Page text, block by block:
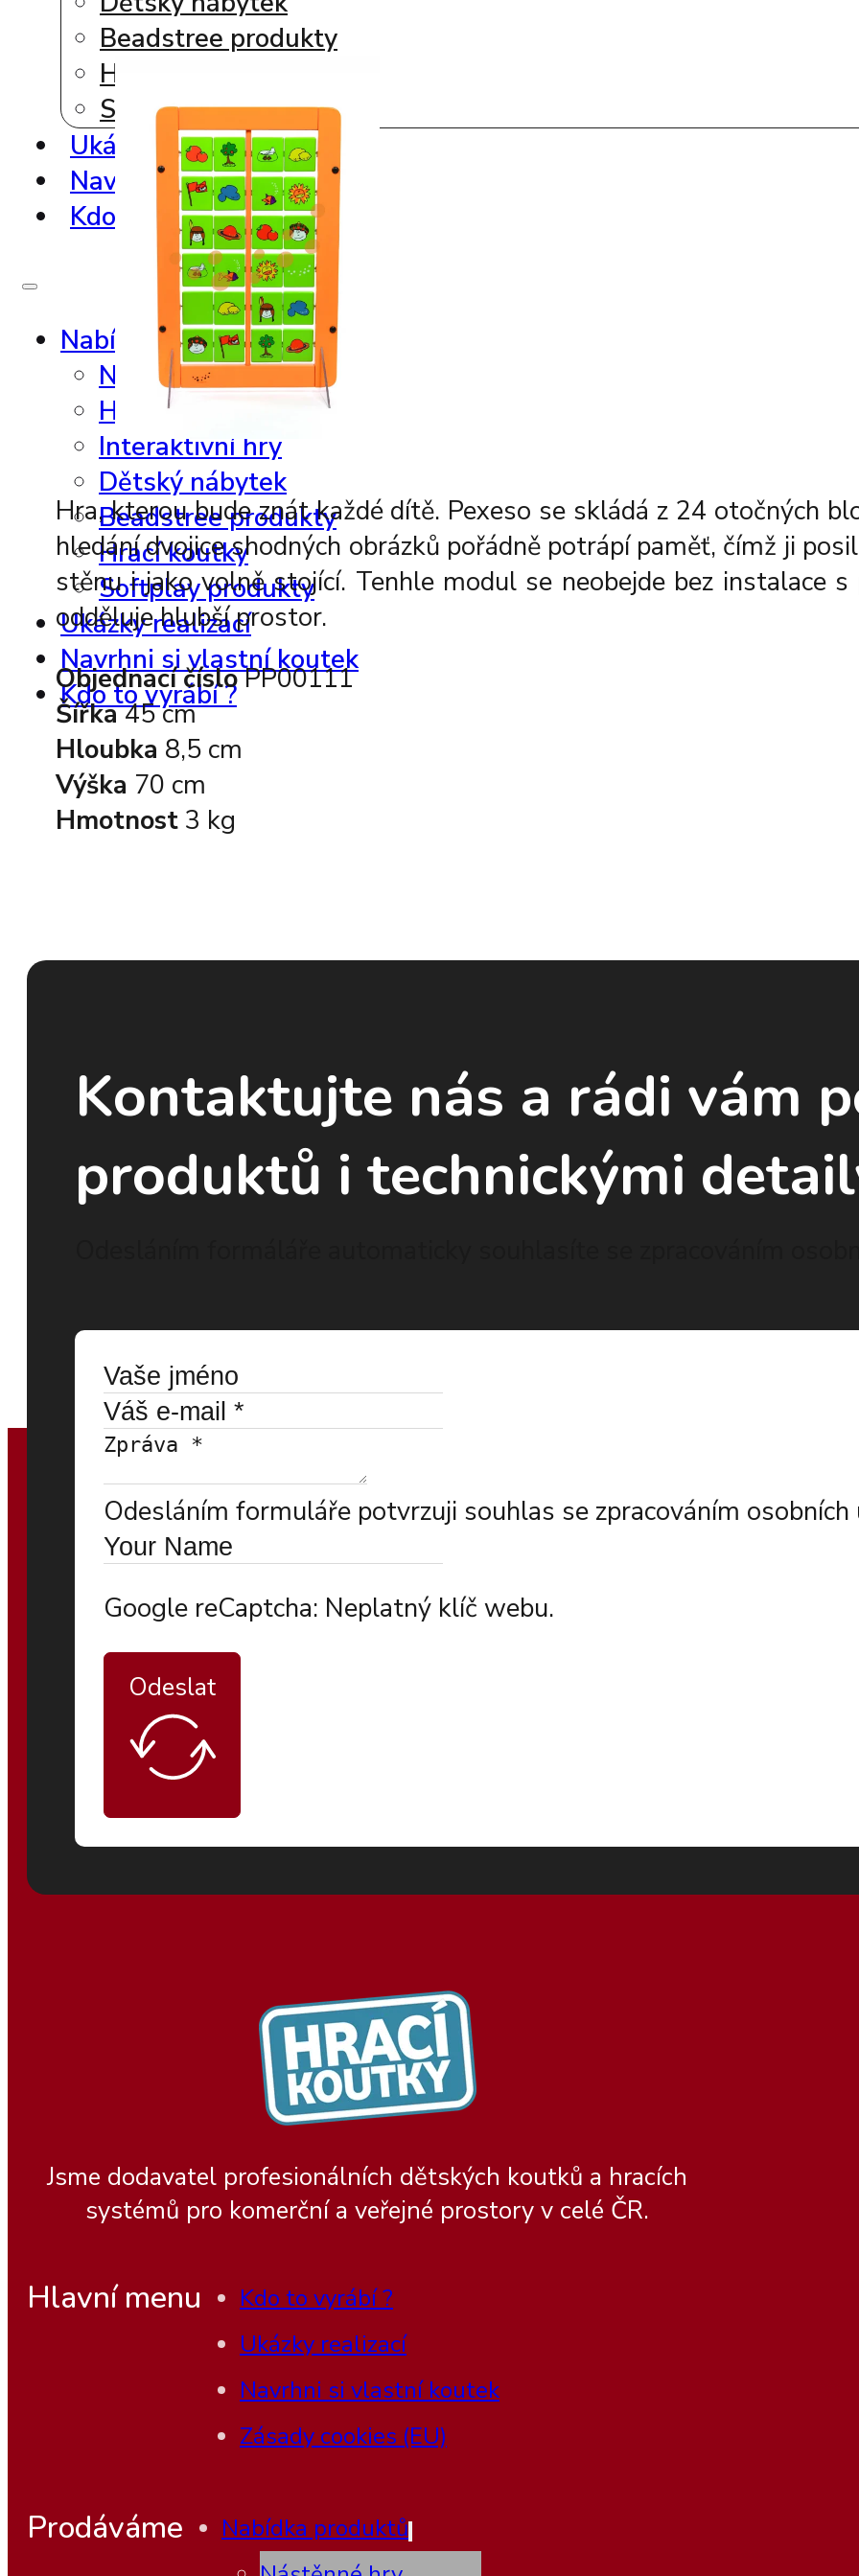
Beadstree produkty
Hrací koutky
Softplay produkty
Ukázky realizací
Navrhni si vlastní koutek
Kdo to vyrábí ?
Nabídka produktů
Nástěnné hry
Hrací sestavy
Interaktivní hry
Dětský nábytek
Beadstree produkty
Hrací koutky
Softplay produkty
Ukázky realizací
Navrhni si vlastní koutek
Kdo to vyrábí ?
Hra, kterou bude znát každé dítě. Pexeso se skládá z 24 otočných
hledání dvojice shodných obrázků pořádně potrápí paměť, čímž ji
stěnu i jako volně stojící. Tenhle modul se neobejde bez instalace
odděluje hlubší prostor.
Objednací čísloPP00111
Šířka45 cm
Hloubka 8,5 cm
Výška 70 cm
Hmotnost 3 kg
Kontaktujte nás a rádi vám
produktů i technickými
Odesláním formuláře potvrzuji souhlas se zpracováním osobních
Google reCaptcha: Neplatný klíč webu.
Odeslat
Jsme dodavatel profesionálních dětských koutků a hracích
systémů pro komerční a veřejné prostory v celé ČR.
Hlavní menu
Kdo to vyrábí ?
Ukázky realizací
Navrhni si vlastní koutek
Zásady cookies (EU)
Prodáváme
Nabídka produktů